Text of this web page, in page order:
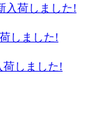
入荷しました!
しました!
しました!